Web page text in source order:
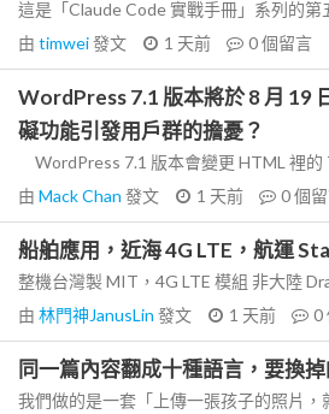
這是「Claude Code 實戰手冊」系列的第
由 timwei發文 1 天前 0個留言
WordPress 7.1 版本將於 8 月 19
礙功能引發用戶群的擔憂？
WordPress 7.1 版本會變更 HTML 裡的
由 Mack Chan 發文 1 天前 0個
船舶應用，近海 4G LTE，航運
整機台灣製 MIT，4G LTE 模組 非大陸
由 林門神JanusLin 發文 1 天前 0
同一篇內容翻成十種語言，要換
我們做的是一套「上傳一張孩子的照片，